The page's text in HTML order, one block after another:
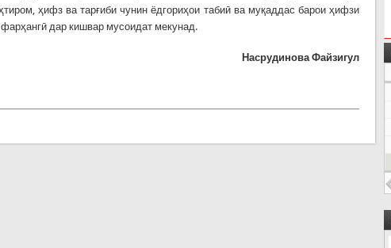
ҳифз ва тарғиби чунин ёдгориҳои табиӣ ва муқаддас барои ҳифзи
дар кишвар мусоидат мекунад.
Насрудинова Файзигул